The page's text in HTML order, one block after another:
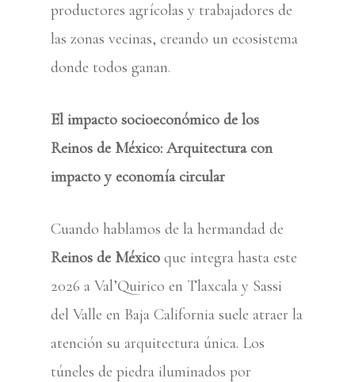
productores agrícolas y trabajadores de
las zonas vecinas, creando un ecosistema
donde todos ganan.
El impacto socioeconómico de los
Reinos de México: Arquitectura con
impacto y economía circular
Cuando hablamos de la hermandad de
Reinos de México que integra hasta este
2026 a Val’Quirico en Tlaxcala y Sassi
del Valle en Baja California suele atraer la
atención su arquitectura única. Los
túneles de piedra iluminados por